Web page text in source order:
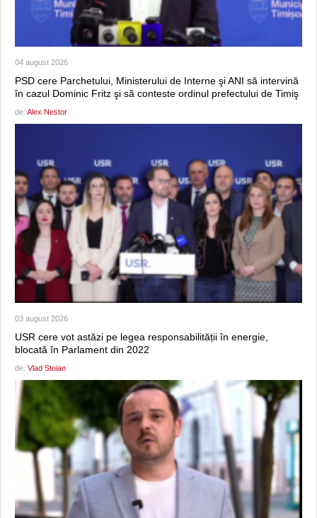
04 august 2026
PSD cere Parchetului, Ministerului de Interne şi ANI să intervină
în cazul Dominic Fritz şi să conteste ordinul prefectului de Timiş
de: Alex Nestor
03 august 2026
USR cere vot astăzi pe legea responsabilității în energie,
blocată în Parlament din 2022
de: Vlad Stoian